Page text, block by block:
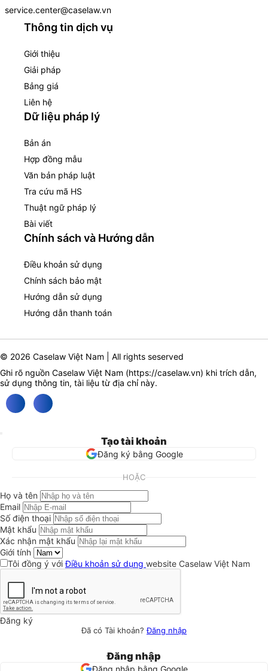
service.center@caselaw.vn
Thông tin dịch vụ
Giới thiệu
Giải pháp
Bảng giá
Liên hệ
Dữ liệu pháp lý
Bản án
Hợp đồng mẫu
Văn bản pháp luật
Tra cứu mã HS
Thuật ngữ pháp lý
Bài viết
Chính sách và Hướng dẫn
Điều khoản sử dụng
Chính sách bảo mật
Hướng dẫn sử dụng
Hướng dẫn thanh toán
© 2026 Caselaw Việt Nam | All rights seserved
Ghi rõ nguồn Caselaw Việt Nam (https://caselaw.vn) khi trích dẫn,
sử dụng thông tin, tài liệu từ địa chỉ này.
Tạo tài khoản
Đăng ký bằng Google
HOẶC
Họ và tên
Email
Số điện thoại
Mật khẩu
Xác nhận mật khẩu
Giới tính
Tôi đồng ý vớiĐiều khoản sử dụng website Caselaw Việt Nam
Đăng ký
Đã có Tài khoản?Đăng nhập
Đăng nhập
Đăng nhập bằng Google